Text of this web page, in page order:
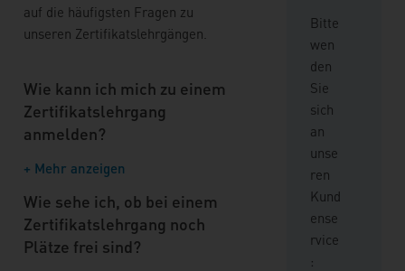
auf die häufigsten Fragen zu
unseren Zertifikatslehrgängen.
Wie kann ich mich zu einem
Zertifikatslehrgang
anmelden?
+ Mehr anzeigen
Wie sehe ich, ob bei einem
Zertifikatslehrgang noch
Plätze frei sind?
Bitte
wen
den
Sie
sich
an
unse
ren
Kund
ense
rvice
: